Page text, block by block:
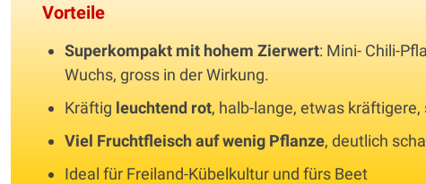
Vorteile
Superkompakt mit hohem Zierwert: Mini- Chili-
Wuchs, gross in der Wirkung.
Kräftig leuchtend rot, halb-lange, etwas
Viel Fruchtfleisch auf wenig Pflanze, deutlich
Ideal für Freiland-Kübelkultur und fürs Beet